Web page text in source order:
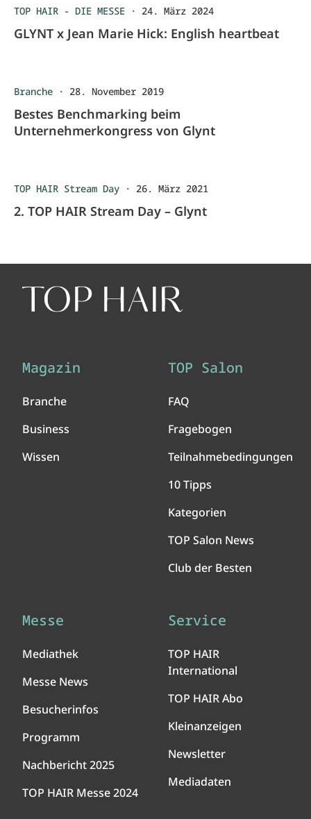
TOP HAIR - DIE MESSE · 24. März 2024
GLYNT x Jean Marie Hick: English heartbeat
Branche · 28. November 2019
Bestes Benchmarking beim
Unternehmerkongress von Glynt
TOP HAIR Stream Day · 26. März 2021
2. TOP HAIR Stream Day – Glynt
Magazin
Branche
Business
Wissen
TOP Salon
FAQ
Fragebogen
Teilnahmebedingungen
10 Tipps
Kategorien
TOP Salon News
Club der Besten
Messe
Mediathek
Messe News
Besucherinfos
Programm
Nachbericht 2025
TOP HAIR Messe 2024
Service
TOP HAIR
International
TOP HAIR Abo
Kleinanzeigen
Newsletter
Mediadaten